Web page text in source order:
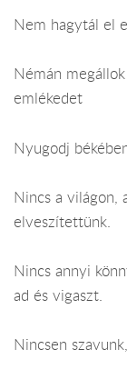
Nem hagytál el
Némán
emlékedet
Nyugodj
Nincs a világon,
elveszítettünk.
Nincs annyi
ad és vigaszt.
Nincsen